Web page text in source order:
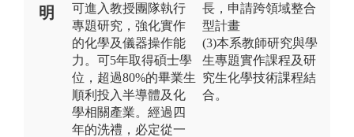
明
可進入教授團隊執行
專題研究，強化實作
的化學及儀器操作能
力。可5年取得碩士學
位，超過80%的畢業生
順利投入半導體及化
學相關產業。經過四
年的洗禮，必定從一
長，申請跨領域整合
型計畫
(3)本系教師研究與學
生專題實作課程及研
究生化學技術課程結
合。